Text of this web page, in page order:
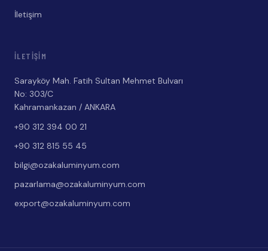
İletişim
İLETIŞIM
Sarayköy Mah. Fatih Sultan Mehmet Bulvarı
No: 303/C
Kahramankazan / ANKARA
+90 312 394 00 21
+90 312 815 55 45
bilgi@ozakaluminyum.com
pazarlama@ozakaluminyum.com
export@ozakaluminyum.com